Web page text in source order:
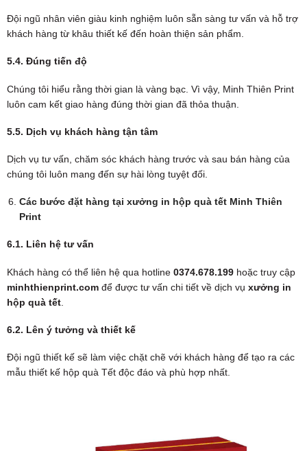
Đội ngũ nhân viên giàu kinh nghiệm luôn sẵn sàng tư vấn và hỗ trợ
khách hàng từ khâu thiết kế đến hoàn thiện sản phẩm.
5.4. Đúng tiến độ
Chúng tôi hiểu rằng thời gian là vàng bạc. Vì vậy, Minh Thiên Print
luôn cam kết giao hàng đúng thời gian đã thỏa thuận.
5.5. Dịch vụ khách hàng tận tâm
Dịch vụ tư vấn, chăm sóc khách hàng trước và sau bán hàng của
chúng tôi luôn mang đến sự hài lòng tuyệt đối.
Các bước đặt hàng tại xưởng in hộp quà tết Minh Thiên
Print
6.1. Liên hệ tư vấn
Khách hàng có thể liên hệ qua hotline 0374.678.199hoặc truy cập
minhthienprint.comđể được tư vấn chi tiết về dịch vụ xưởng in
hộp quà tết.
6.2. Lên ý tưởng và thiết kế
Đội ngũ thiết kế sẽ làm việc chặt chẽ với khách hàng để tạo ra các
mẫu thiết kế hộp quà Tết độc đáo và phù hợp nhất.